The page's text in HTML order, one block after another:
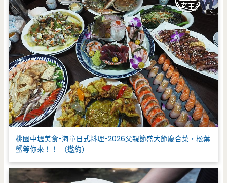
桃園中壢美食-海童日式料理-2026父親節盛大節慶合菜，松葉
蟹等你來！！ （邀約）